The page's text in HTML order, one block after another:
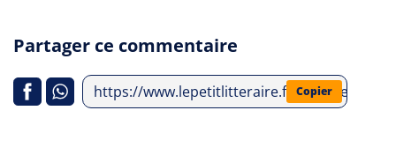
Partager ce commentaire
https://www.lepetitlitteraire.fr/analyses-
Copier